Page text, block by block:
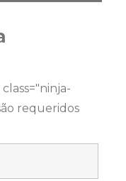
requeridos